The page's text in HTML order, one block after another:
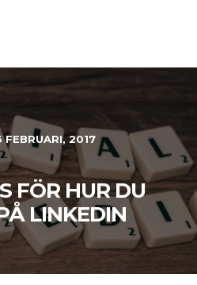
FEBRUARI, 2017
FÖR HUR DU
LINKEDIN